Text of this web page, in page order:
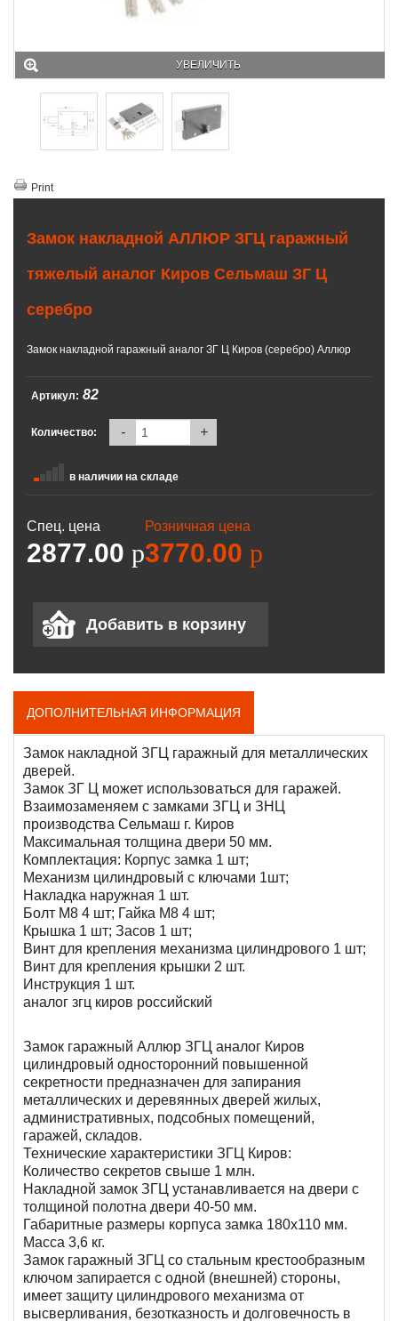
УВЕЛИЧИТЬ
Print
Замок накладной АЛЛЮР ЗГЦ гаражный
тяжелый аналог Киров Сельмаш ЗГ Ц
серебро
Замок накладной гаражный аналог ЗГ Ц Киров (серебро) Аллюр
Артикул: 82
Количество: - +
в наличии на складе
Спец. цена
2877.00 p
Розничная цена
3770.00 p
ДОПОЛНИТЕЛЬНАЯ ИНФОРМАЦИЯ
Замок накладной ЗГЦ гаражный для металлических
дверей.
Замок ЗГ Ц может использоваться для гаражей.
Взаимозаменяем с замками ЗГЦ и ЗНЦ
производства Сельмаш г. Киров
Максимальная толщина двери 50 мм.
Комплектация: Корпус замка 1 шт;
Механизм цилиндровый с ключами 1шт;
Накладка наружная 1 шт.
Болт М8 4 шт; Гайка М8 4 шт;
Крышка 1 шт; Засов 1 шт;
Винт для крепления механизма цилиндрового 1 шт;
Винт для крепления крышки 2 шт.
Инструкция 1 шт.
аналог згц киров российский
Замок гаражный Аллюр ЗГЦ аналог Киров
цилиндровый односторонний повышенной
секретности предназначен для запирания
металлических и деревянных дверей жилых,
административных, подсобных помещений,
гаражей, складов.
Технические характеристики ЗГЦ Киров:
Количество секретов свыше 1 млн.
Накладной замок ЗГЦ устанавливается на двери с
толщиной полотна двери 40-50 мм.
Габаритные размеры корпуса замка 180х110 мм.
Масса 3,6 кг.
Замок гаражный ЗГЦ со стальным крестообразным
ключом запирается с одной (внешней) стороны,
имеет защиту цилиндрового механизма от
высверливания, безотказность и долговечность в